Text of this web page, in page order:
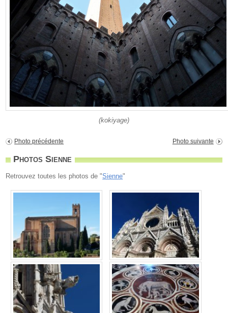
(kokiyage)
Photo précédente Photo suivante
Photos Sienne
Retrouvez toutes les photos de "Sienne"